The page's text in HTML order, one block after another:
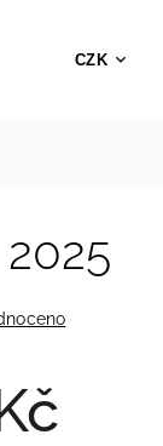
CZK
Hračky